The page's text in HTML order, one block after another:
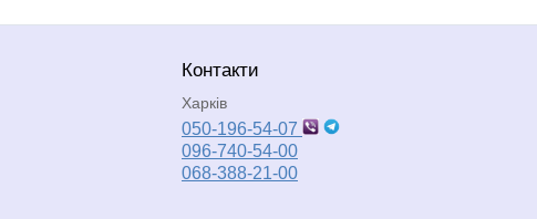
Контакти
Харків
050-196-54-07
096-740-54-00
068-388-21-00